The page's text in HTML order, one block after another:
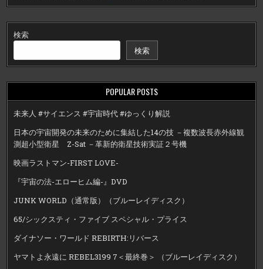
検索
検索
POPULAR POSTS
未来人 #サイエンス #宇宙時代 #ゆっくり解説
日本の宇宙開発の未来のために集結した14の技 －複数波長赤外線観
測超小型衛星 Z-Sat －革新的衛星技術実証２号機
映画ラストマン-FIRST LOVE-
『宇宙の法-エローヒム編-』DVD
JUNK WORLD（通常版）（ブルーレイディスク）
65/シックスティ・ファイブ スペシャル・プライス
ダイナソー・ワールド REBIRTH:リバース
ヤマトよ永遠に REBEL3199 7＜最終巻＞ （ブルーレイディスク）